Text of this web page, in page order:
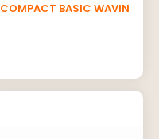
COMPACT BASIC WAVIN